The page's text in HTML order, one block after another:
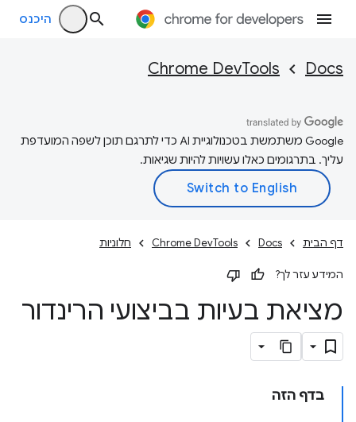
היכנס
Docs
Chrome DevTools
‫Google משתמשת בטכנולוגיית AI כדי לתרגם תוכן לשפה המועדפת
עליך. בתרגומים כאלו עשויות להיות שגיאות.
דף הבית Docs
Chrome DevTools חלוניות
המידע עזר לך?
מציאת בעיות בביצועי הרינדור
בדף הזה